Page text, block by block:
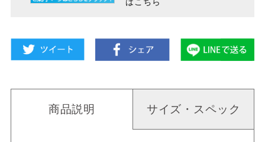
商品説明 サイズ・スペック